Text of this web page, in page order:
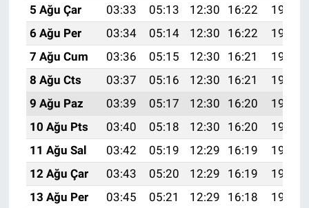
5 Ağu Çar
03:33 05:13 12:30 16:22
19:37
6 Ağu Per
03:34 05:14 12:30 16:22
19:36
7 Ağu Cum
03:36 05:15 12:30 16:21
19:35
8 Ağu Cts
03:37 05:16 12:30 16:21
19:33
9 Ağu Paz
03:39 05:17 12:30 16:20
19:32
10 Ağu Pts
03:40 05:18 12:30 16:20
19:31
11 Ağu Sal
03:42 05:19 12:29 16:19
19:30
12 Ağu Çar
03:43 05:20 12:29 16:19
19:28
13 Ağu Per
03:45 05:21 12:29 16:18
19:27